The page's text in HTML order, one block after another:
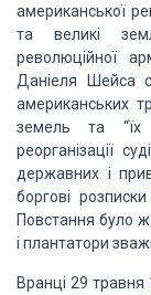
американської
та великі
революційної
Даніеля Шейса
американських
земель та “їх
реорганізації
державних і
боргові розписки
Повстання було
і плантатори
Вранці 29